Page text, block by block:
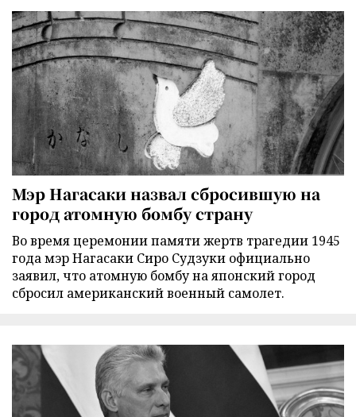
Мэр Нагасаки назвал сбросившую на
город атомную бомбу страну
Во время церемонии памяти жертв трагедии 1945
года мэр Нагасаки Сиро Судзуки официально
заявил, что атомную бомбу на японский город
сбросил американский военный самолет.